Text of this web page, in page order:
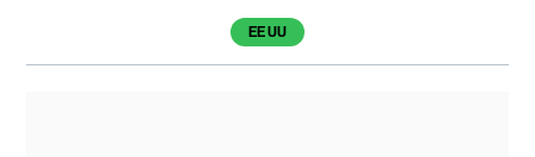
EE UU